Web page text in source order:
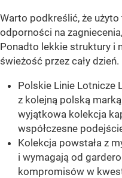
Warto podkreślić, że
odporności na
Ponadto lekkie struktury i
świeżość przez cały dzień.
Polskie Linie Lotnicze
z kolejną polską
wyjątkowa kolekcja
współczesne
Kolekcja powstała z
i wymagają od
kompromisów w